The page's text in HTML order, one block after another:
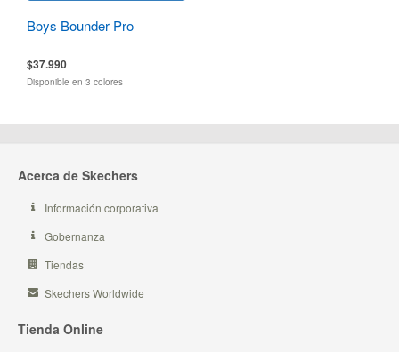
Boys Bounder Pro
$37.990
Disponible en 3 colores
Acerca de Skechers
Información corporativa
Gobernanza
Tiendas
Skechers Worldwide
Tienda Online